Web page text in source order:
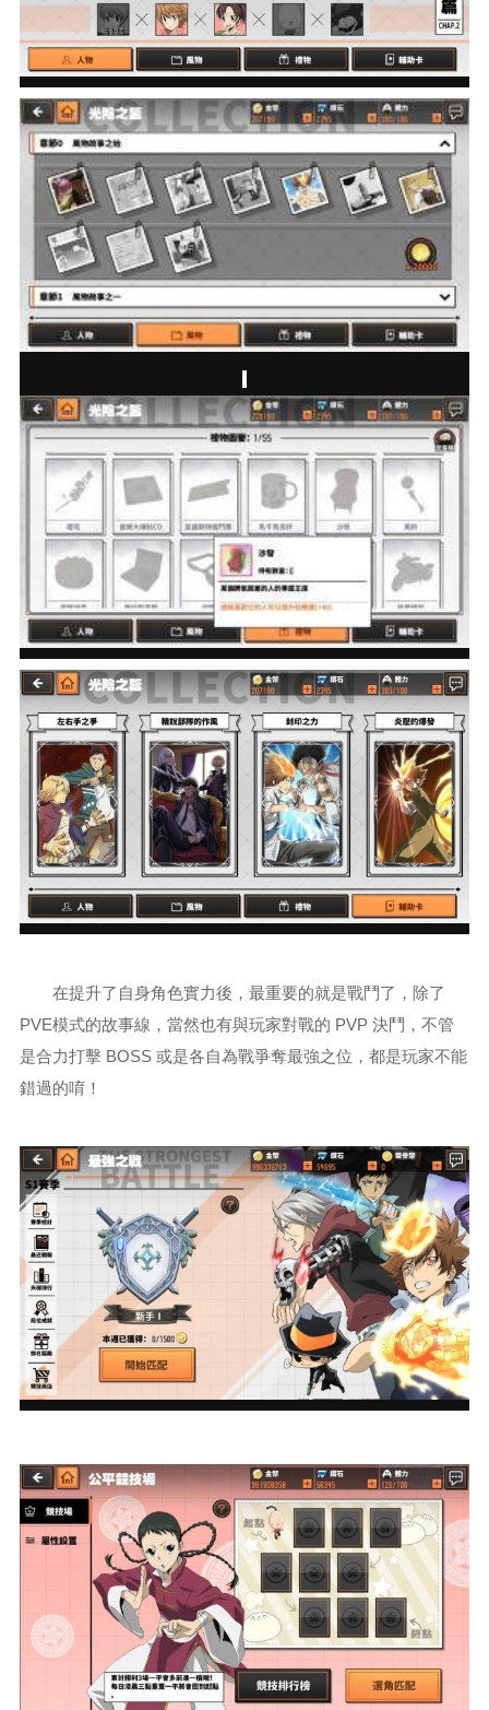
在提升了自身角色實力後，最重要的就是戰鬥了，除了
PVE模式的故事線，當然也有與玩家對戰的 PVP 決鬥，不管
是合力打擊 BOSS 或是各自為戰爭奪最強之位，都是玩家不能
錯過的唷！